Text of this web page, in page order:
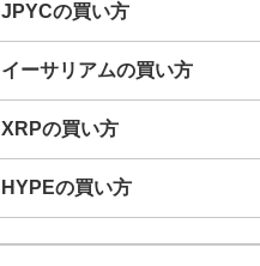
JPYCの買い方
イーサリアムの買い方
XRPの買い方
HYPEの買い方